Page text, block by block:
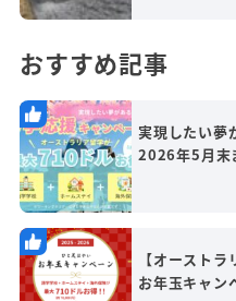
おすすめ記事
実現したい夢
2026年5月末
【オースト
お年玉キャン